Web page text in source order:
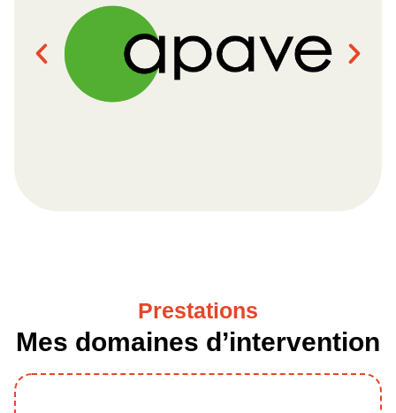
Prestations
Mes domaines d’intervention